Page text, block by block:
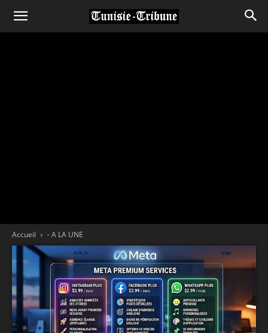
Accueil - A LA UNE